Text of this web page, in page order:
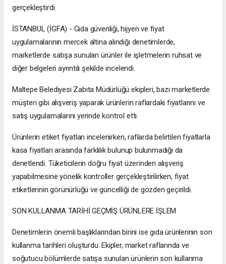
gerçekleştirdi.
İSTANBUL (İGFA) - Gıda güvenliği, hijyen ve fiyat
uygulamalarının mercek altına alındığı denetimlerde,
marketlerde satışa sunulan ürünler ile işletmelerin ruhsat ve
diğer belgeleri ayrıntılı şekilde incelendi.
Maltepe Belediyesi Zabıta Müdürlüğü ekipleri, bazı marketlerde
müşteri gibi alışveriş yaparak ürünlerin raflardaki fiyatlarını ve
satış uygulamalarını yerinde kontrol etti.
Ürünlerin etiket fiyatları incelenirken, raflarda belirtilen fiyatlarla
kasa fiyatları arasında farklılık bulunup bulunmadığı da
denetlendi. Tüketicilerin doğru fiyat üzerinden alışveriş
yapabilmesine yönelik kontroller gerçekleştirilirken, fiyat
etiketlerinin görünürlüğü ve güncelliği de gözden geçirildi.
SON KULLANMA TARİHİ GEÇMİŞ ÜRÜNLERE İŞLEM
Denetimlerin önemli başlıklarından birini ise gıda ürünlerinin son
kullanma tarihleri oluşturdu. Ekipler, market raflarında ve
soğutucu bölümlerde satışa sunulan ürünlerin son kullanma